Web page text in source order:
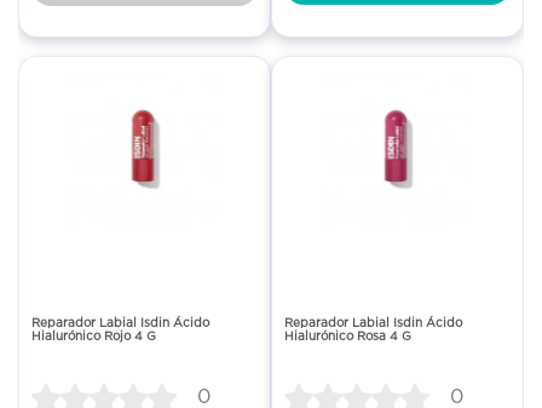
Reparador Labial Isdin Ácido
Hialurónico Rojo 4 G
0
Reparador Labial Isdin Ácido
Hialurónico Rosa 4 G
0